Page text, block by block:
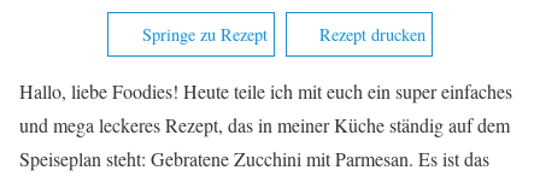
Springe zu Rezept Rezept drucken
Hallo, liebe Foodies! Heute teile ich mit euch ein super einfaches
und mega leckeres Rezept, das in meiner Küche ständig auf dem
Speiseplan steht: Gebratene Zucchini mit Parmesan. Es ist das